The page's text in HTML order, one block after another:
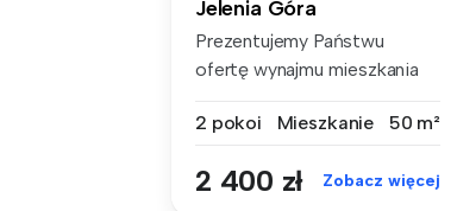
Jelenia Góra
Prezentujemy Państwu
ofertę wynajmu mieszkania
2 pokoi
Mieszkanie 50 m²
2 400 zł Zobacz więcej